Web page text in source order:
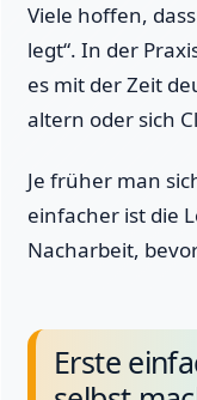
Viele hoffen,
legt“. In der
es mit der Zeit
altern oder sich
Je früher man
einfacher ist die
Nacharbeit,
Erste